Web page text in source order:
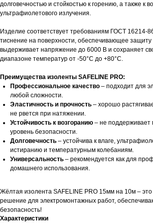
долговечностью и стойкостью к горению, а также к
ультрафиолетового излучения.
Изделие соответствует требованиям ГОСТ 16214-
тиснение на поверхности, обеспечивающее
выдерживает напряжение до 6000 В и сохраняет
диапазоне температур от -50°C до +80°C.
Преимущества изоленты SAFELINE PRO:
Профессиональное качество – подходит для
любой сложности.
Эластичность и прочность – хорошо
не рвется при натяжении.
Устойчивость к возгоранию – не поддерживает
уровень безопасности.
Долговечность – устойчива к влаге,
истиранию и температурным колебаниям.
Универсальность – рекомендуется как для
домашнего использования.
Жёлтая изолента SAFELINE PRO 15мм на 10м –
решение для электромонтажных работ,
безопасность!
Характеристики